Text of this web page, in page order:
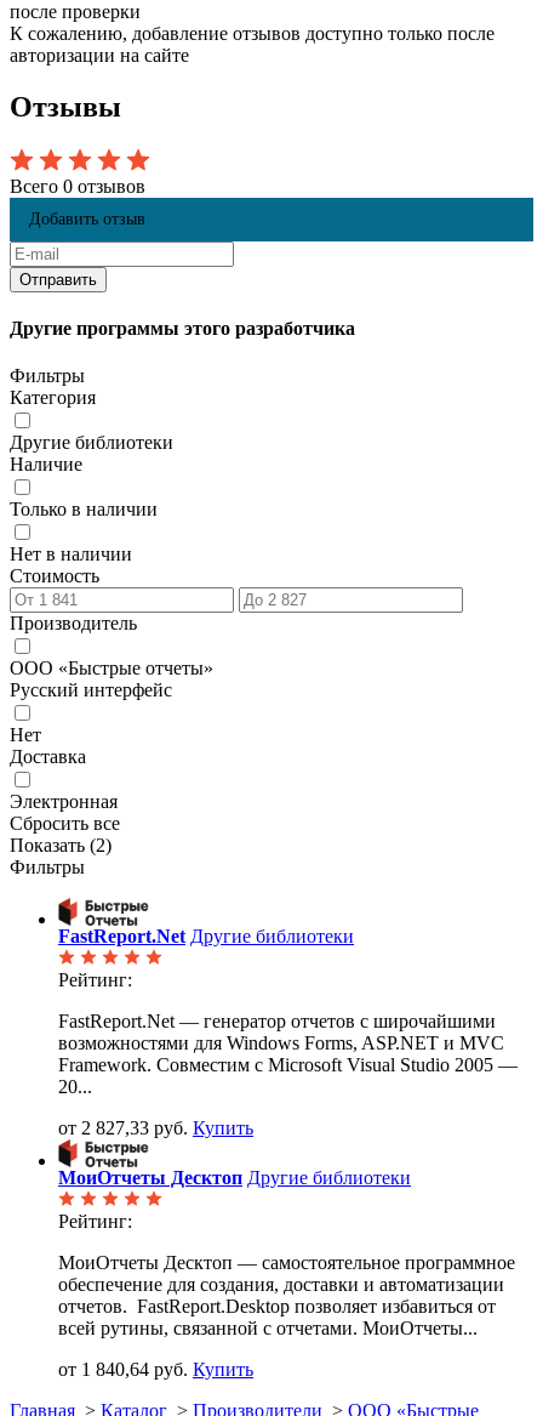
после проверки
К сожалению, добавление отзывов доступно только после
авторизации на сайте
Отзывы
Всего 0 отзывов
Добавить отзыв
Другие программы этого разработчика
Фильтры
Категория
Другие библиотеки
Наличие
Только в наличии
Нет в наличии
Стоимость
Производитель
ООО «Быстрые отчеты»
Русский интерфейс
Нет
Доставка
Электронная
Сбросить все
Показать (2)
Фильтры
FastReport.Net Другие библиотеки
Рейтинг:
FastReport.Net — генератор отчетов с широчайшими
возможностями для Windows Forms, ASP.NET и MVC
Framework. Совместим с Microsoft Visual Studio 2005 —
20...
от 2 827,33 руб. Купить
МоиОтчеты Десктоп Другие библиотеки
Рейтинг:
МоиОтчеты Десктоп — самостоятельное программное
обеспечение для создания, доставки и автоматизации
отчетов. FastReport.Desktop позволяет избавиться от
всей рутины, связанной с отчетами. МоиОтчеты...
от 1 840,64 руб. Купить
Главная > Каталог > Производители > ООО «Быстрые